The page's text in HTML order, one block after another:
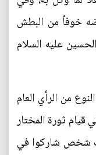
خوفاً من البطش
عليه السلام
من الرأي العام
قيام ثورة المختار
شخص شاركوا في